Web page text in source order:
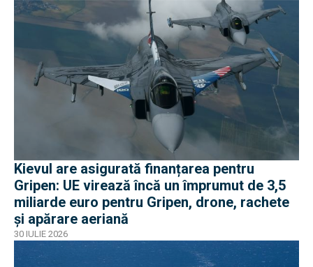
Kievul are asigurată finanțarea pentru
Gripen: UE virează încă un împrumut de 3,5
miliarde euro pentru Gripen, drone, rachete
și apărare aeriană
30 IULIE 2026